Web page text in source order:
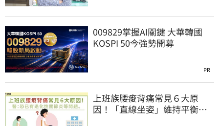
009829掌握AI關鍵 大華韓國
KOSPI 50今強勢開募
PR
上班族腰痠背痛常見６大原
因！「直線坐姿」維持平衡最